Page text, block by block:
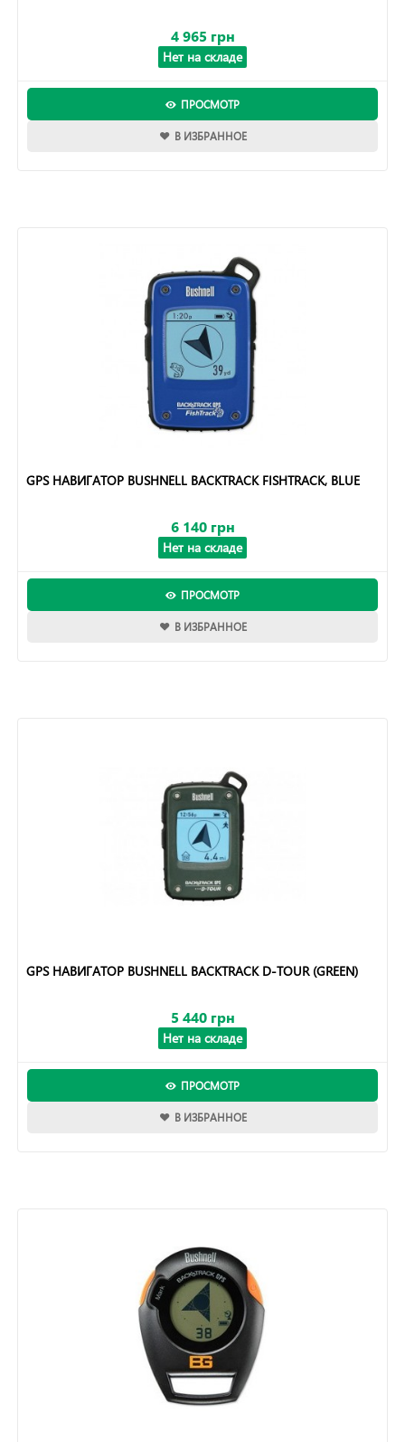
4 965 грн
Нет на складе
ПРОСМОТР
В ИЗБРАННОЕ
GPS НАВИГАТОР BUSHNELL BACKTRACK FISHTRACK, BLUE
6 140 грн
Нет на складе
ПРОСМОТР
В ИЗБРАННОЕ
GPS НАВИГАТОР BUSHNELL BACKTRACK D-TOUR (GREEN)
5 440 грн
Нет на складе
ПРОСМОТР
В ИЗБРАННОЕ